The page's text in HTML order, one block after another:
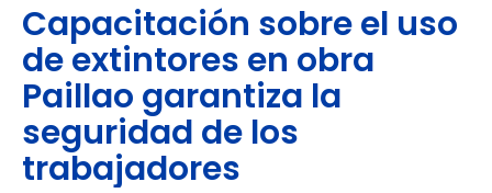
Capacitación sobre el uso
de extintores en obra
Paillao garantiza la
seguridad de los
trabajadores